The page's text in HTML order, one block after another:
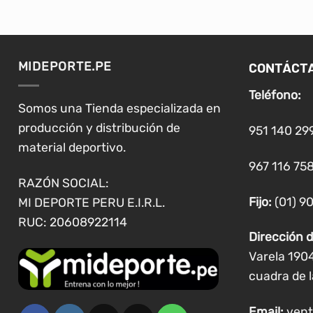
MIDEPORTE.PE
Somos una Tienda especializada en
producción y distribución de
material deportivo.
RAZÓN SOCIAL:
MI DEPORTE PERU E.I.R.L.
RUC: 20608922114
Teléfono:
951 140
967 116
Fijo: (01)
Dirección
Varela
cuadra de